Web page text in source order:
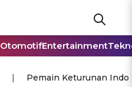
OtomotifEntertainment
Pemain Keturunan